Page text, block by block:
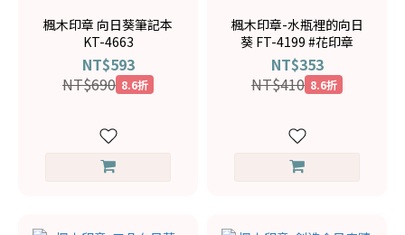
楓木印章 向日葵筆記本
KT-4663
NT$593
NT$690 8.6折
楓木印章-水瓶裡的向日
葵 FT-4199 #花印章
NT$353
NT$410 8.6折